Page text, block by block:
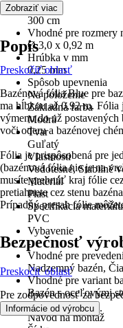
Dĺžka
300 cm
Vhodné pre rozmery
Ø 3,0 x 0,92 m
Hrúbka v mm
0,25 mm
Spôsob upevnenia
Na položenie
Základná farba
Modrá
Tvar
Guľatý
Vlastnosti
Vodotesné, Stabilné
Materiál
Plast
Špecifikácia materiálu
PVC
Vybavenie
-
Vhodné pre
Nadzemný bazén,
Vhodné pre variant
Bazén s oceľovými
Obsah balenia
Návod na montáž
Zobraziť viac
Popis
Preskočiť oblasť
Bazénová fólia Blue pre
ma hĺbkou až 0,92 m. Fólia
výmenu do už
voči oderu a bazénovej
Fólia je prispôsobená pre
(bazénová fólia nie je na
musíte prehnúť kraj fólie
pretiahnete cez stenu
Prípadný presah fólie
Bezpečnosť
Preskočiť oblasť
Pre zodpovednosť za
Informácie od výrobcu .